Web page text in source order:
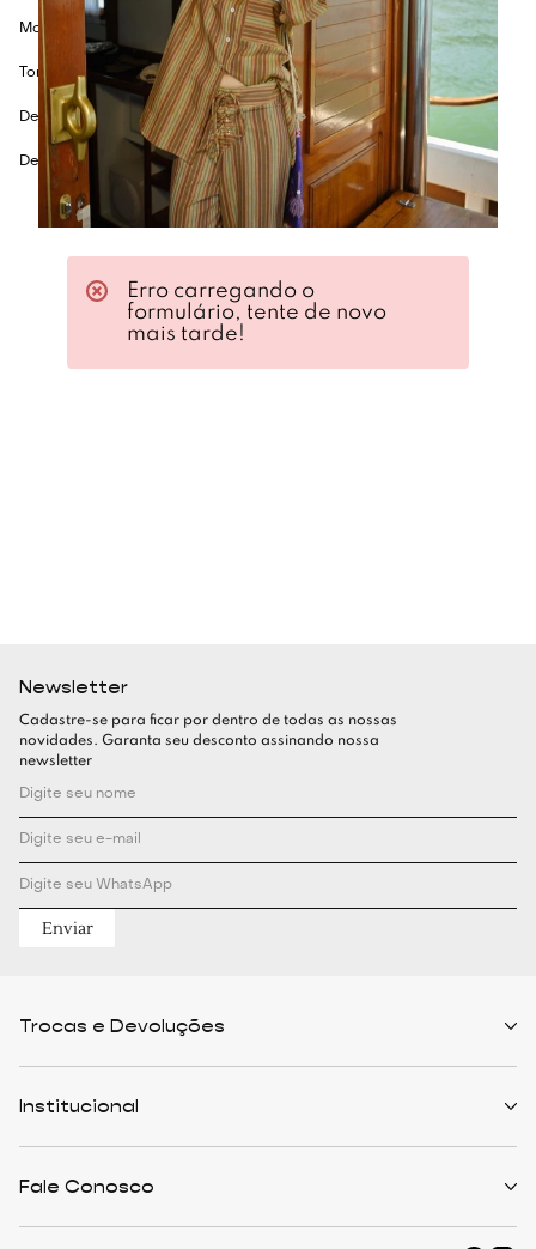
Modelagem reta com shape ajustado
Tomara-que-caia
Decote coração
Detalhes drapeados no busto e cintura
Newsletter
Cadastre-se para ficar por dentro de todas as nossas
novidades. Garanta seu desconto assinando nossa
newsletter
Enviar
Trocas e Devoluções
Formas de Pagamento
Cashback
Institucional
The Outlist
Fale Conosco
Erro carregando o
formulário, tente de novo
mais tarde!